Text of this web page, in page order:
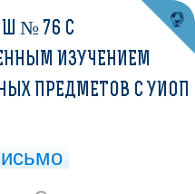
№ 76 С
ИЗУЧЕНИЕМ
ПРЕДМЕТОВ С УИОП